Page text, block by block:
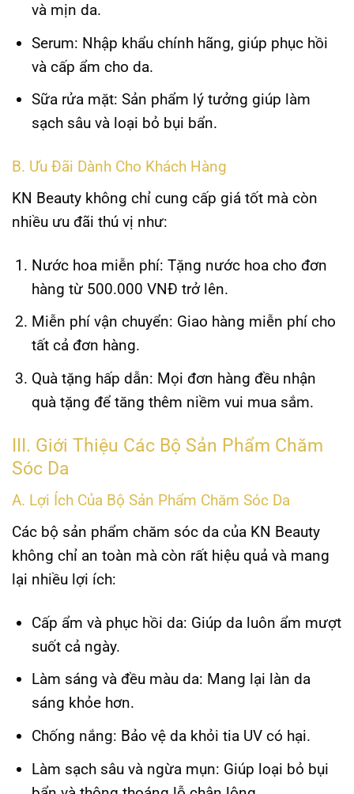
và mịn da.
Serum: Nhập khẩu chính hãng, giúp phục hồi
và cấp ẩm cho da.
Sữa rửa mặt: Sản phẩm lý tưởng giúp làm
sạch sâu và loại bỏ bụi bẩn.
B. Ưu Đãi Dành Cho Khách Hàng
KN Beauty không chỉ cung cấp giá tốt mà còn
nhiều ưu đãi thú vị như:
Nước hoa miễn phí: Tặng nước hoa cho đơn
hàng từ 500.000 VNĐ trở lên.
Miễn phí vận chuyển: Giao hàng miễn phí cho
tất cả đơn hàng.
Quà tặng hấp dẫn: Mọi đơn hàng đều nhận
quà tặng để tăng thêm niềm vui mua sắm.
III. Giới Thiệu Các Bộ Sản Phẩm Chăm
Sóc Da
A. Lợi Ích Của Bộ Sản Phẩm Chăm Sóc Da
Các bộ sản phẩm chăm sóc da của KN Beauty
không chỉ an toàn mà còn rất hiệu quả và mang
lại nhiều lợi ích:
Cấp ẩm và phục hồi da: Giúp da luôn ẩm mượt
suốt cả ngày.
Làm sáng và đều màu da: Mang lại làn da
sáng khỏe hơn.
Chống nắng: Bảo vệ da khỏi tia UV có hại.
Làm sạch sâu và ngừa mụn: Giúp loại bỏ bụi